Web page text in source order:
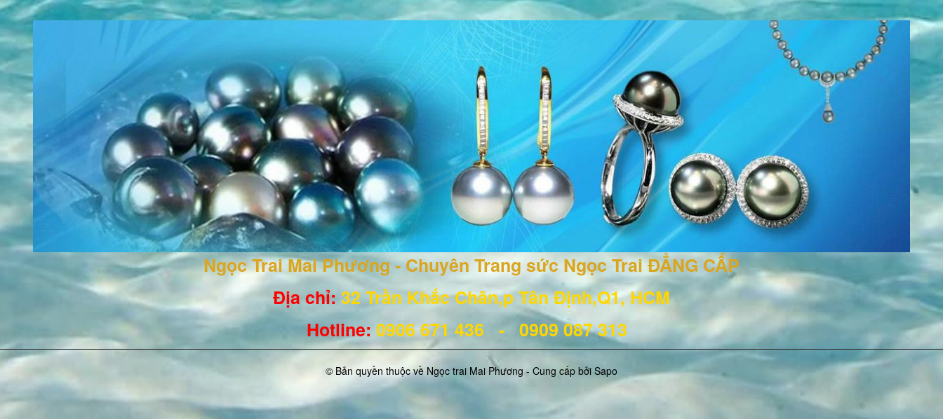
Ngọc Trai Mai Phương - Chuyên Trang sức Ngọc Trai ĐẲNG CẤP
Địa chỉ:32 Trần Khắc Chân,p Tân Định,Q1, HCM
Hotline: 0906 671 436 - 0909 087 313
© Bản quyền thuộc về Ngọc trai Mai Phương - Cung cấp bởi Sapo